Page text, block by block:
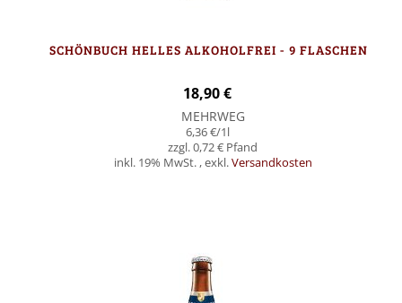
SCHÖNBUCH HELLES ALKOHOLFREI - 9 FLASCHEN
18,90 €
MEHRWEG
6,36 €/1l
0,72 €
inkl. 19% MwSt. ,exkl.Versandkosten